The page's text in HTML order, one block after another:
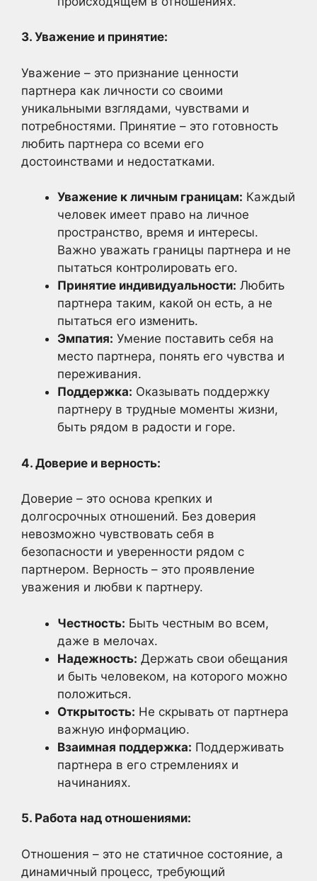
3. Уважение и принятие:
Уважение – это признание ценности
партнера как личности со своими
уникальными взглядами, чувствами и
потребностями. Принятие – это готовность
любить партнера со всеми его
достоинствами и недостатками.
Уважение к личным границам: Каждый
человек имеет право на личное
пространство, время и интересы.
Важно уважать границы партнера и не
пытаться контролировать его.
Принятие индивидуальности: Любить
партнера таким, какой он есть, а не
пытаться его изменить.
Эмпатия: Умение поставить себя на
место партнера, понять его чувства и
переживания.
Поддержка: Оказывать поддержку
партнеру в трудные моменты жизни,
быть рядом в радости и горе.
4. Доверие и верность:
Доверие – это основа крепких и
долгосрочных отношений. Без доверия
невозможно чувствовать себя в
безопасности и уверенности рядом с
партнером. Верность – это проявление
уважения и любви к партнеру.
Честность: Быть честным во всем,
даже в мелочах.
Надежность: Держать свои обещания
и быть человеком, на которого можно
положиться.
Открытость: Не скрывать от партнера
важную информацию.
Взаимная поддержка: Поддерживать
партнера в его стремлениях и
начинаниях.
5. Работа над отношениями:
Отношения – это не статичное состояние, а
динамичный процесс, требующий